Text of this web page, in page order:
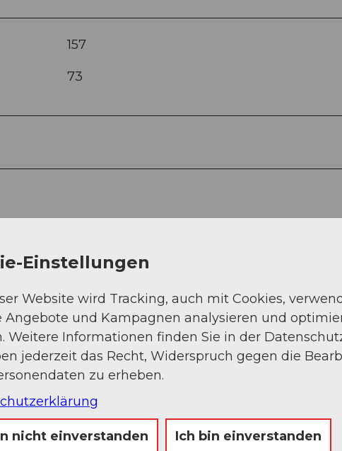
157
73
CHF
Einstellungen
Website wird Tracking, auch mit Cookies,
Angebote und Kampagnen analysieren und
Weitere Informationen finden Sie in der
jederzeit das Recht, Widerspruch gegen die
zu erheben.
nicht einverstanden Ich bin einverstanden